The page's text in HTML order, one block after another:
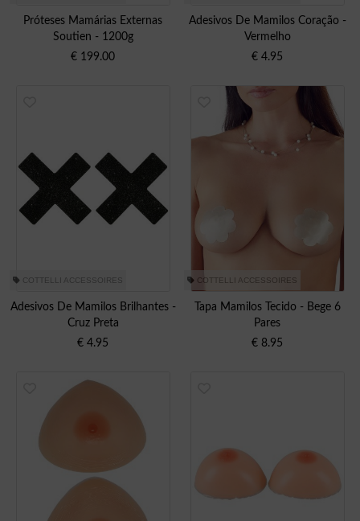
Próteses Mamárias Externas
Soutien - 1200g
€ 199.00
Adesivos De Mamilos Coração -
Vermelho
€ 4.95
COTTELLI ACCESSOIRES
Adesivos De Mamilos Brilhantes -
Cruz Preta
€ 4.95
COTTELLI ACCESSOIRES
Tapa Mamilos Tecido - Bege 6
Pares
€ 8.95